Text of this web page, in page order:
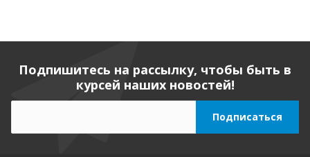
Подпишитесь на рассылку, чтобы быть в
курсей наших новостей!